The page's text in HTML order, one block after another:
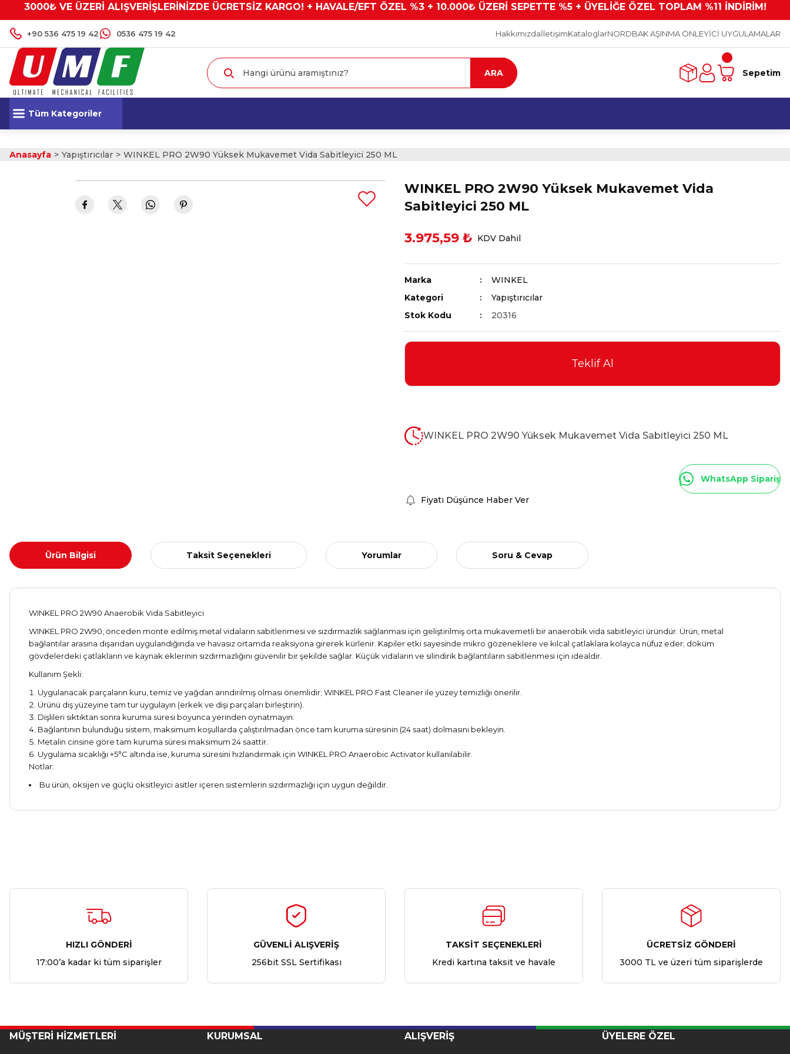
3000₺ VE ÜZERİ ALIŞVERİŞLERİNİZDE ÜCRETSİZ KARGO! + HAVALE/EFT ÖZEL %3 + 10.000₺ ÜZERİ SEPETTE %5 + ÜYELİĞE ÖZEL TOPLAM %11 İNDİRİM!
+90 536 475 19 42 0536 475 19 42 HakkımızdaİletişimKataloglarNORDBAK AŞINMA ÖNLEYİCİ UYGULAMALAR
ARA Sepetim
Tüm Kategoriler
Anasayfa Yapıştırıcılar WINKEL PRO 2W90 Yüksek Mukavemet Vida Sabitleyici 250 ML
WINKEL PRO 2W90 Yüksek Mukavemet Vida
Sabitleyici 250 ML
3.975,59 ₺ KDV Dahil
Marka
WINKEL
Kategori
Yapıştırıcılar
Stok Kodu
20316
Teklif Al
WINKEL PRO 2W90 Yüksek Mukavemet Vida Sabitleyici 250 ML
WhatsApp Sipariş
Fiyatı Düşünce Haber Ver
Ürün Bilgisi Taksit Seçenekleri Yorumlar Soru & Cevap
WINKEL PRO 2W90 Anaerobik Vida Sabitleyici
WINKEL PRO 2W90, önceden monte edilmiş metal vidaların sabitlenmesi ve sızdırmazlık sağlanması için geliştirilmiş orta mukavemetli bir anaerobik vida sabitleyici üründür. Ürün, metal
bağlantılar arasına dışarıdan uygulandığında ve havasız ortamda reaksiyona girerek kürlenir. Kapiler etki sayesinde mikro gözeneklere ve kılcal çatlaklara kolayca nüfuz eder; döküm
gövdelerdeki çatlakların ve kaynak eklerinin sızdırmazlığını güvenilir bir şekilde sağlar. Küçük vidaların ve silindirik bağlantıların sabitlenmesi için idealdir.
Kullanım Şekli:
Uygulanacak parçaların kuru, temiz ve yağdan arındırılmış olması önemlidir; WINKEL PRO Fast Cleaner ile yüzey temizliği önerilir.
Ürünü diş yüzeyine tam tur uygulayın (erkek ve dişi parçaları birleştirin).
Dişlileri sıktıktan sonra kuruma süresi boyunca yerinden oynatmayın.
Bağlantının bulunduğu sistem, maksimum koşullarda çalıştırılmadan önce tam kuruma süresinin (24 saat) dolmasını bekleyin.
Metalin cinsine göre tam kuruma süresi maksimum 24 saattir.
Uygulama sıcaklığı +5°C altında ise, kuruma süresini hızlandırmak için WINKEL PRO Anaerobic Activator kullanılabilir.
Notlar:
Bu ürün, oksijen ve güçlü oksitleyici asitler içeren sistemlerin sızdırmazlığı için uygun değildir.
Yorum Yaz
Soru Sor
HIZLI GÖNDERİ
17:00’a kadar ki tüm siparişler
GÜVENLİ ALIŞVERİŞ
256bit SSL Sertifikası
TAKSİT SEÇENEKLERİ
Kredi kartına taksit ve havale
ÜCRETSİZ GÖNDERİ
3000 TL ve üzeri tüm siparişlerde
MÜŞTERİ HİZMETLERİ KURUMSAL ALIŞVERİŞ ÜYELERE ÖZEL